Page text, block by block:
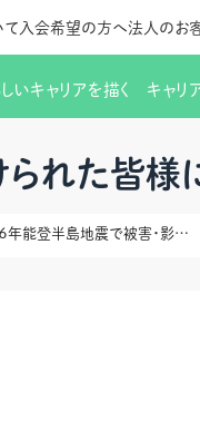
て 入会希望の方へ法人のお
理
いキャリアを描く キャリ
会員
支部
更
）
のID
れた皆様
令和６年能登半島地震で被害・影響を受けられた皆様に心よりお見舞い申し上げます